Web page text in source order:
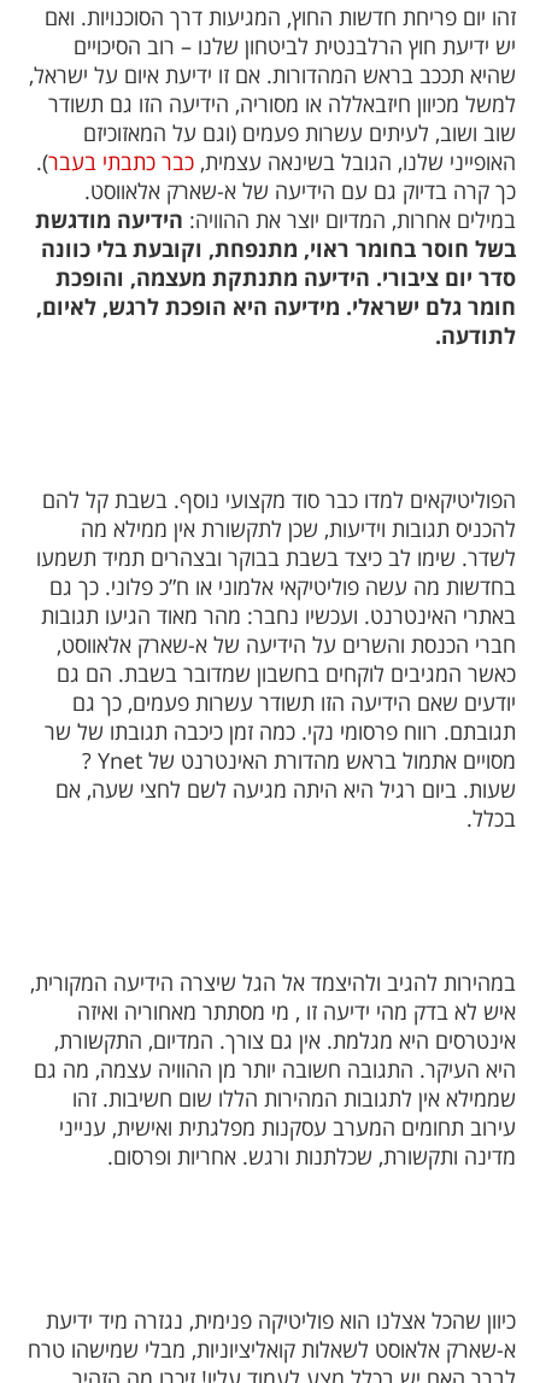
זהו יום פריחת חדשות החוץ, המגיעות דרך הסוכנויות. ואם
יש ידיעת חוץ הרלבנטית לביטחון שלנו – רוב הסיכויים
שהיא תככב בראש המהדורות. אם זו ידיעת איום על ישראל,
למשל מכיוון חיזבאללה או מסוריה, הידיעה הזו גם תשודר
שוב ושוב, לעיתים עשרות פעמים (וגם על המאזוכיזם
האופייני שלנו, הגובל בשינאה עצמית, כבר כתבתי בעבר).
כך קרה בדיוק גם עם הידיעה של א-שארק אלאווסט.
במילים אחרות, המדיום יוצר את ההוויה: הידיעה מודגשת
בשל חוסר בחומר ראוי, מתנפחת, וקובעת בלי כוונה
סדר יום ציבורי. הידיעה מתנתקת מעצמה, והופכת
חומר גלם ישראלי. מידיעה היא הופכת לרגש, לאיום,
לתודעה.
הפוליטיקאים למדו כבר סוד מקצועי נוסף. בשבת קל להם
להכניס תגובות וידיעות, שכן לתקשורת אין ממילא מה
לשדר. שימו לב כיצד בשבת בבוקר ובצהרים תמיד תשמעו
בחדשות מה עשה פוליטיקאי אלמוני או ח”כ פלוני. כך גם
באתרי האינטרנט. ועכשיו נחבר: מהר מאוד הגיעו תגובות
חברי הכנסת והשרים על הידיעה של א-שארק אלאווסט,
כאשר המגיבים לוקחים בחשבון שמדובר בשבת. הם גם
יודעים שאם הידיעה הזו תשודר עשרות פעמים, כך גם
תגובתם. רווח פרסומי נקי. כמה זמן כיכבה תגובתו של שר
מסויים אתמול בראש מהדורת האינטרנט של Ynet
?
שעות. ביום רגיל היא היתה מגיעה לשם לחצי שעה, אם
בכלל.
במהירות להגיב ולהיצמד אל הגל שיצרה הידיעה המקורית,
איש לא בדק מהי ידיעה זו , מי מסתתר מאחוריה ואיזה
אינטרסים היא מגלמת. אין גם צורך. המדיום, התקשורת,
היא העיקר. התגובה חשובה יותר מן ההוויה עצמה, מה גם
שממילא אין לתגובות המהירות הללו שום חשיבות. זהו
עירוב תחומים המערב עסקנות מפלגתית ואישית, ענייני
מדינה ותקשורת, שכלתנות ורגש. אחריות ופרסום.
כיוון שהכל אצלנו הוא פוליטיקה פנימית, נגזרה מיד ידיעת
א-שארק אלאוסט לשאלות קואליציוניות, מבלי שמישהו טרח